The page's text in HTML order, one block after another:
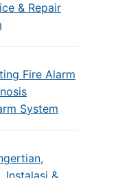
& Repair
Fire Alarm
System
Instalasi &